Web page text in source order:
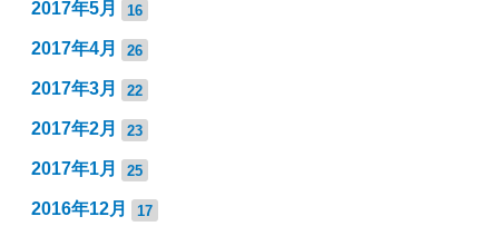
2017年5月 16
2017年4月 26
2017年3月 22
2017年2月 23
2017年1月 25
2016年12月 17